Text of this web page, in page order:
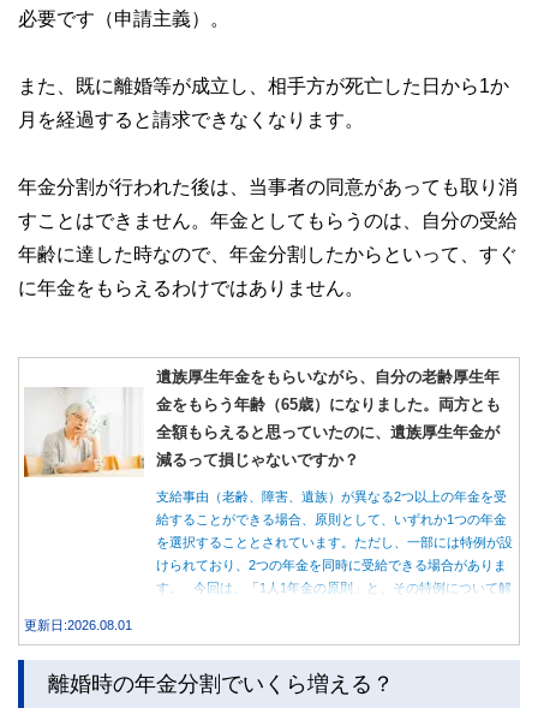
必要です（申請主義）。
また、既に離婚等が成立し、相手方が死亡した日から1か
月を経過すると請求できなくなります。
年金分割が行われた後は、当事者の同意があっても取り消
すことはできません。年金としてもらうのは、自分の受給
年齢に達した時なので、年金分割したからといって、すぐ
に年金をもらえるわけではありません。
遺族厚生年金をもらいながら、自分の老齢厚生年
金をもらう年齢（65歳）になりました。両方とも
全額もらえると思っていたのに、遺族厚生年金が
減るって損じゃないですか？
支給事由（老齢、障害、遺族）が異なる2つ以上の年金を受
給することができる場合、原則として、いずれか1つの年金
を選択することとされています。ただし、一部には特例が設
けられており、2つの年金を同時に受給できる場合がありま
す。 今回は、「1人1年金の原則」と、その特例について解
更新日:2026.08.01
離婚時の年金分割でいくら増える？